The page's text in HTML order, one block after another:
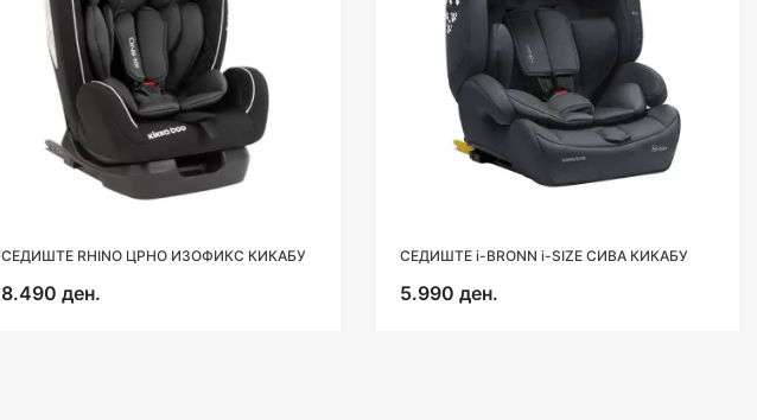
СЕДИШТЕ RHINO ЦРНО ИЗОФИКС КИКАБУ
8.490 ден.
СЕДИШТЕ i-BRONN i-SIZE СИВА КИКАБУ
5.990 ден.